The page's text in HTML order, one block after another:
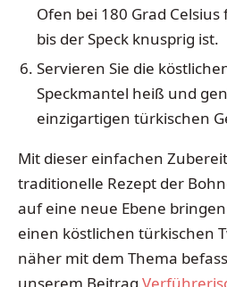
Ofen bei 180 Grad
bis der Speck knusprig ist.
Servieren Sie die
Speckmantel heiß und
einzigartigen türkischen
Mit dieser einfachen
traditionelle Rezept der
auf eine neue Ebene
einen köstlichen türkischen
näher mit dem Thema